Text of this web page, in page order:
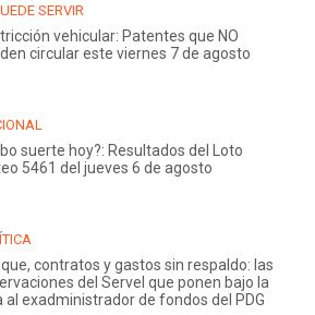
SERVIR
vehicular: Patentes que NO
circular este viernes 7 de agosto
suerte hoy?: Resultados del Loto
5461 del jueves 6 de agosto
contratos y gastos sin respaldo: las
del Servel que ponen bajo la
al exadministrador de fondos del PDG